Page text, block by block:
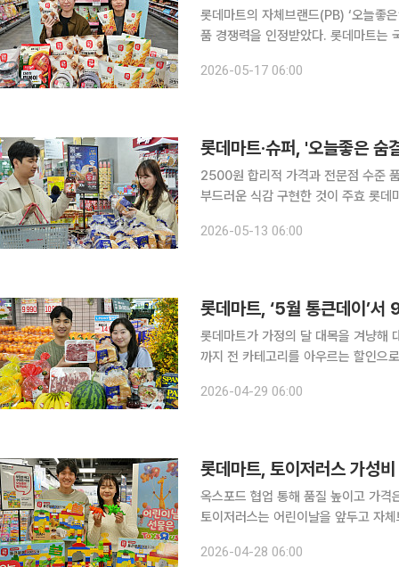
롯데마트의 자체브랜드(PB) ‘오늘좋
품 경쟁력을 인정받았다. 롯데마트는 국제 식품 품질 평가 기관인 몽드 셀렉션의 ‘2026 몽드 셀렉
‘오늘좋은 단백질바 미니’와 ‘오늘좋은
2026-05-17 06:00
롯데마트·슈퍼, '오늘좋은
2500원 합리적 가격과 전문점 수준
부드러운 식감 구현한 것이 주효 롯데마트와 슈퍼가 자체브랜드(PB)로 내놓은 ‘오늘좋은 숨결통식
일 롯데마트에 따르면 이번 흥행은 고
2026-05-13 06:00
롯데마트, ‘5월 통큰데이’
롯데마트가 가정의 달 대목을 겨냥해
까지 전 카테고리를 아우르는 할인으로 연휴 수
획됐으며, 창립 행사를 제외하면 올해
2026-04-29 06:00
롯데마트, 토이저러스 가성
옥스포드 협업 통해 품질 높이고 가격은
토이저러스는 어린이날을 앞두고 자
롯데마트에 따르면 이번 제품은 2011
2026-04-28 06:00